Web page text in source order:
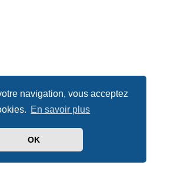
navigation, vous acceptez
En savoir plus
OK